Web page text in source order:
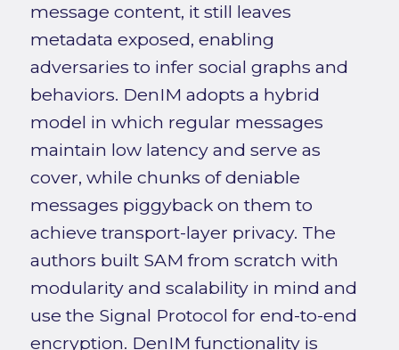
message content, it still leaves
metadata exposed, enabling
adversaries to infer social graphs and
behaviors. DenIM adopts a hybrid
model in which regular messages
maintain low latency and serve as
cover, while chunks of deniable
messages piggyback on them to
achieve transport-layer privacy. The
authors built SAM from scratch with
modularity and scalability in mind and
use the Signal Protocol for end-to-end
encryption. DenIM functionality is